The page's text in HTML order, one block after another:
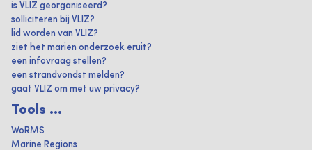
is VLIZ georganiseerd?
solliciteren bij VLIZ?
lid worden van VLIZ?
ziet het marien onderzoek eruit?
een infovraag stellen?
een strandvondst melden?
gaat VLIZ om met uw privacy?
Tools ...
WoRMS
Marine Regions